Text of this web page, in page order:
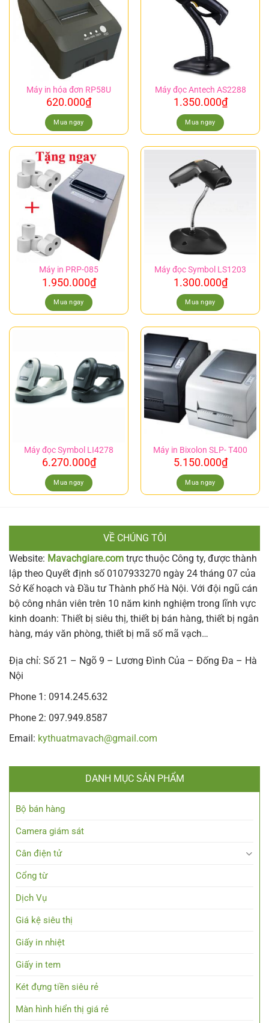
Máy in hóa đơn RP58U
620.000₫
Mua ngay
Máy đọc Antech AS2288
1.350.000₫
Mua ngay
Máy in PRP-085
1.950.000₫
Mua ngay
Máy đọc Symbol LS1203
1.300.000₫
Mua ngay
Máy đọc Symbol LI4278
6.270.000₫
Mua ngay
Máy in Bixolon SLP- T400
5.150.000₫
Mua ngay
VỀ CHÚNG TÔI
Website: Mavachgiare.com trực thuộc Công ty, được thành
lập theo Quyết định số 0107933270 ngày 24 tháng 07 của
Sở Kế hoạch và Đầu tư Thành phố Hà Nội. Với đội ngũ cán
bộ công nhân viên trên 10 năm kinh nghiệm trong lĩnh vực
kinh doanh: Thiết bị siêu thị, thiết bị bán hàng, thiết bị ngân
hàng, máy văn phòng, thiết bị mã số mã vạch…
Địa chỉ: Số 21 – Ngõ 9 – Lương Đình Của – Đống Đa – Hà
Nội
Phone 1: 0914.245.632
Phone 2: 097.949.8587
Email: kythuatmavach@gmail.com
DANH MỤC SẢN PHẨM
Bộ bán hàng
Camera giám sát
Cân điện tử
Cổng từ
Dịch Vụ
Giá kệ siêu thị
Giấy in nhiệt
Giấy in tem
Két đựng tiền siêu rẻ
Màn hình hiển thị giá rẻ